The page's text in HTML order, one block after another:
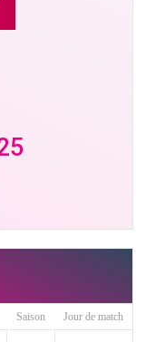
Saison Jour de match